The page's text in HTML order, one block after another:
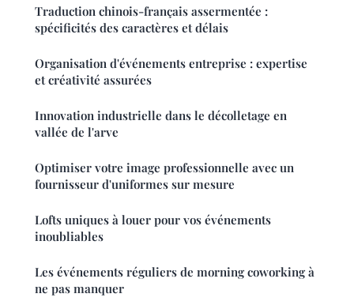
Traduction chinois-français assermentée :
spécificités des caractères et délais
Organisation d'événements entreprise : expertise
et créativité assurées
Innovation industrielle dans le décolletage en
vallée de l'arve
Optimiser votre image professionnelle avec un
fournisseur d'uniformes sur mesure
Lofts uniques à louer pour vos événements
inoubliables
Les événements réguliers de morning coworking à
ne pas manquer